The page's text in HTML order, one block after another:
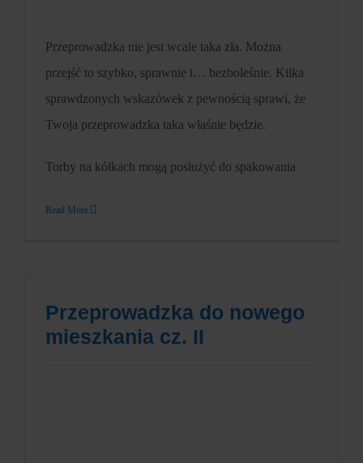
Przeprowadzka nie jest wcale taka zła. Można
przejść to szybko, sprawnie i… bezboleśnie. Kilka
sprawdzonych wskazówek z pewnością sprawi, że
Twoja przeprowadzka taka właśnie będzie.
Torby na kółkach mogą posłużyć do spakowania
Read More
Przeprowadzka do nowego
mieszkania cz. II